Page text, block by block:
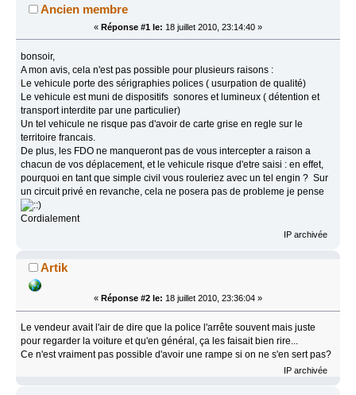
Ancien membre
« Réponse #1 le: 18 juillet 2010, 23:14:40 »
bonsoir,
A mon avis, cela n'est pas possible pour plusieurs raisons :
Le vehicule porte des sérigraphies polices ( usurpation de qualité)
Le vehicule est muni de dispositifs sonores et lumineux ( détention et
transport interdite par une particulier)
Un tel vehicule ne risque pas d'avoir de carte grise en regle sur le
territoire francais.
De plus, les FDO ne manqueront pas de vous intercepter a raison a
chacun de vos déplacement, et le vehicule risque d'etre saisi : en effet,
pourquoi en tant que simple civil vous rouleriez avec un tel engin ? Sur
un circuit privé en revanche, cela ne posera pas de probleme je pense
Cordialement
IP archivée
Artik
« Réponse #2 le: 18 juillet 2010, 23:36:04 »
Le vendeur avait l'air de dire que la police l'arrête souvent mais juste
pour regarder la voiture et qu'en général, ça les faisait bien rire...
Ce n'est vraiment pas possible d'avoir une rampe si on ne s'en sert pas?
IP archivée